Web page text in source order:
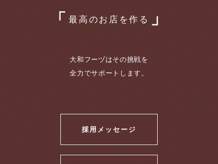
最高のお店を作る
大和フーヅはその挑戦を
全力でサポートします。
採用メッセージ